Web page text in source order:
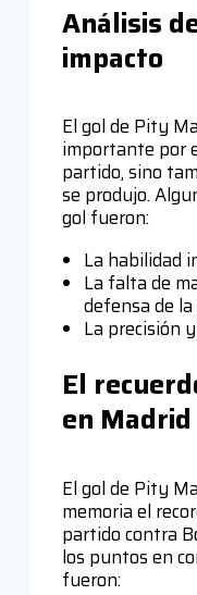
Análisis
impacto
El gol de Pity
importante por
partido, sino
se produjo.
gol fueron:
La habilidad
La falta de
defensa de
La precisión
El
en Madrid
El gol de Pity
memoria el
partido contra
los puntos en
fueron: